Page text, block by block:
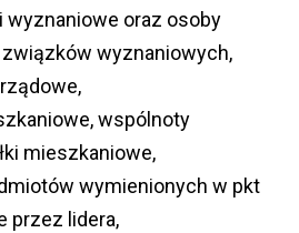
wyznaniowe oraz osoby
związków wyznaniowych,
wspólnoty
mieszkaniowe,
wymienionych w pkt
przez lidera,